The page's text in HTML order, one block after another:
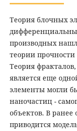
Теория блочных
производных
теории
Теория
является еще
элементы могли
наночастиц -
объектов. В ранее
приводится